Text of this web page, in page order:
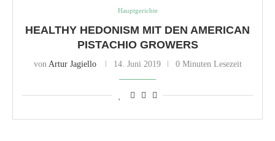
Hauptgerichte
HEALTHY HEDONISM MIT DEN AMERICAN
PISTACHIO GROWERS
von Artur Jagiello 14. Juni 2019 0 Minuten Lesezeit